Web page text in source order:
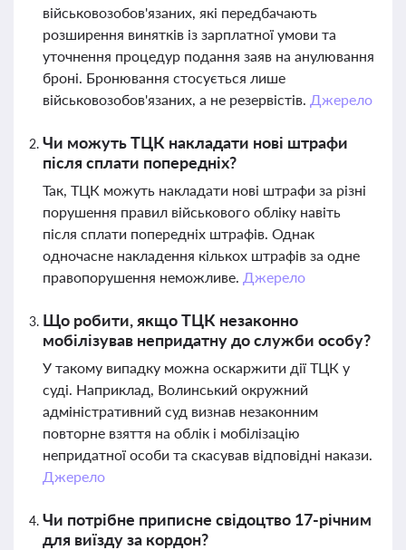
військовозобов'язаних, які передбачають
розширення винятків із зарплатної умови та
уточнення процедур подання заяв на анулювання
броні. Бронювання стосується лише
військовозобов'язаних, а не резервістів. Джерело
Чи можуть ТЦК накладати нові штрафи
після сплати попередніх?
Так, ТЦК можуть накладати нові штрафи за різні
порушення правил військового обліку навіть
після сплати попередніх штрафів. Однак
одночасне накладення кількох штрафів за одне
правопорушення неможливе. Джерело
Що робити, якщо ТЦК незаконно
мобілізував непридатну до служби особу?
У такому випадку можна оскаржити дії ТЦК у
суді. Наприклад, Волинський окружний
адміністративний суд визнав незаконним
повторне взяття на облік і мобілізацію
непридатної особи та скасував відповідні накази.
Джерело
Чи потрібне приписне свідоцтво 17-річним
для виїзду за кордон?